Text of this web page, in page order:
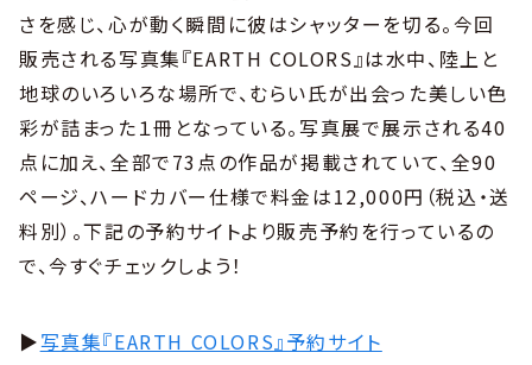
さを感じ、心が動く瞬間に彼はシャッターを切る。今回
販売される写真集『EARTH COLORS』は水中、陸上と
地球のいろいろな場所で、むらい氏が出会った美しい色
彩が詰まった１冊となっている。写真展で展示される40
点に加え、全部で73点の作品が掲載されていて、全90
ページ、ハードカバー仕様で料金は12,000円（税込・送
料別）。下記の予約サイトより販売予約を行っているの
で、今すぐチェックしよう！
▶写真集『EARTH COLORS』予約サイト